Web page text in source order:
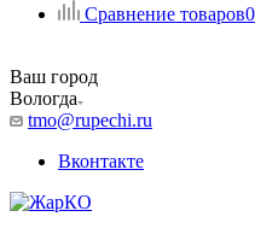
Сравнение товаров0
Ваш город
Вологда
tmo@rupechi.ru
Вконтакте